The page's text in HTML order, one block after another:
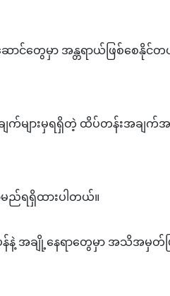
ာင်တွေမှာ အန္တရာယ်ဖြစ်စေနိုင်
များမှရရှိတဲ့ ထိပ်တန်းအချ
မည်ရရှိထားပါတယ်။
န်နဲ့ အချို့နေရာတွေမှာ အသိအမှတ်